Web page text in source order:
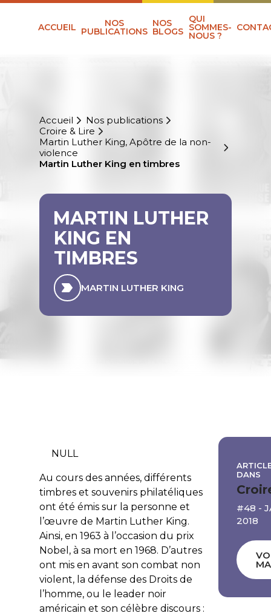
ACCUEIL NOS
PUBLICATIONS
NOS
BLOGS
QUI
SOMMES-
NOUS ?
Accueil
Nos publications
Croire & Lire
Martin Luther King, Apôtre de la non-
violence
Martin Luther King en timbres
MARTIN LUTHER
KING EN
TIMBRES
MARTIN LUTHER KING
NULL
Au cours des années, différents
timbres et souvenirs philatéliques
ont été émis sur la personne et
l’œuvre de Martin Luther King.
Ainsi, en 1963 à l’occasion du prix
Nobel, à sa mort en 1968. D’autres
ont mis en avant son combat non
violent, la défense des Droits de
l’homme, ou le leader noir
américain et son célèbre discours :
DANS
#48 -
2018